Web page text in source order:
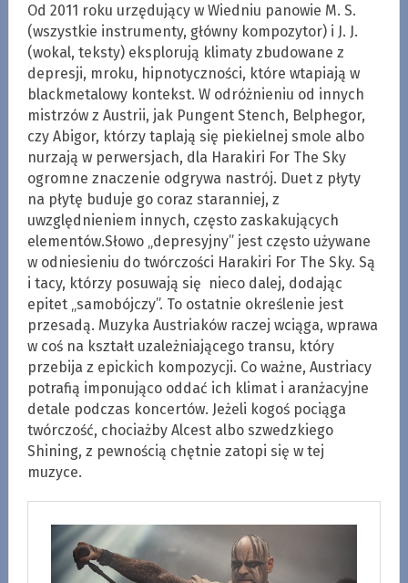
Od 2011 roku urzędujący w Wiedniu panowie M. S.
(wszystkie instrumenty, główny kompozytor) i J. J.
(wokal, teksty) eksplorują klimaty zbudowane z
depresji, mroku, hipnotyczności, które wtapiają w
blackmetalowy kontekst. W odróżnieniu od innych
mistrzów z Austrii, jak Pungent Stench, Belphegor,
czy Abigor, którzy taplają się piekielnej smole albo
nurzają w perwersjach, dla Harakiri For The Sky
ogromne znaczenie odgrywa nastrój. Duet z płyty
na płytę buduje go coraz staranniej, z
uwzględnieniem innych, często zaskakujących
elementów.Słowo „depresyjny” jest często używane
w odniesieniu do twórczości Harakiri For The Sky. Są
i tacy, którzy posuwają się nieco dalej, dodając
epitet „samobójczy”. To ostatnie określenie jest
przesadą. Muzyka Austriaków raczej wciąga, wprawa
w coś na kształt uzależniającego transu, który
przebija z epickich kompozycji. Co ważne, Austriacy
potrafią imponująco oddać ich klimat i aranżacyjne
detale podczas koncertów. Jeżeli kogoś pociąga
twórczość, chociażby Alcest albo szwedzkiego
Shining, z pewnością chętnie zatopi się w tej
muzyce.